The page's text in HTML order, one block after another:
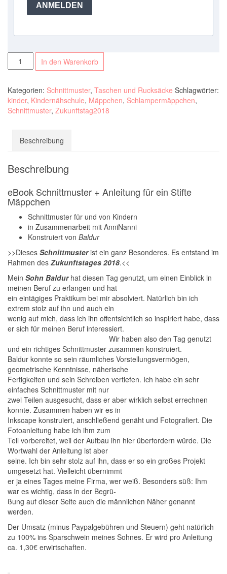
ANMELDEN
eBook
Kinder
Stiftemäppchen
//
Schlampermäppchen
Mäppchen
In den Warenkorb
Kategorien: Schnittmuster, Taschen und Rucksäcke Schlagwörter:
kinder, Kindernähschule, Mäppchen, Schlampermäppchen,
Schnittmuster, Zukunftstag2018
Beschreibung
Beschreibung
eBook Schnittmuster + Anleitung für ein Stifte
Mäppchen
Schnittmuster für und von Kindern
in Zusammenarbeit mit AnniNanni
Konstruiert von Baldur
>>Dieses Schnittmusterist ein ganz Besonderes. Es entstand im
Rahmen des Zukunftstages 2018.<<
Mein Sohn Baldurhat diesen Tag genutzt, um einen Einblick in
meinen Beruf zu erlangen und hat
ein eintägiges Praktikum bei mir absolviert. Natürlich bin ich
extrem stolz auf ihn und auch ein
wenig auf mich, dass ich ihn oﬀentsichtlich so inspiriert habe, dass
er sich für meinen Beruf interessiert.
Wir haben also den Tag genutzt
und ein richtiges Schnittmuster zusammen konstruiert.
Baldur konnte so sein räumliches Vorstellungsvermögen,
geometrische Kenntnisse, näherische
Fertigkeiten und sein Schreiben vertiefen. Ich habe ein sehr
einfaches Schnittmuster mit nur
zwei Teilen ausgesucht, dass er aber wirklich selbst errechnen
konnte. Zusammen haben wir es in
Inkscape konstruiert, anschließend genäht und Fotografiert. Die
Fotoanleitung habe ich ihm zum
Teil vorbereitet, weil der Aufbau ihn hier überfordern würde. Die
Wortwahl der Anleitung ist aber
seine. Ich bin sehr stolz auf ihn, dass er so ein großes Projekt
umgesetzt hat. Vielleicht übernimmt
er ja eines Tages meine Firma, wer weiß. Besonders süß: Ihm
war es wichtig, dass in der Begrü-
ßung auf dieser Seite auch die männlichen Näher genannt
werden.
Der Umsatz (minus Paypalgebühren und Steuern) geht natürlich
zu 100% ins Sparschwein meines Sohnes. Er wird pro Anleitung
ca. 1,30€ erwirtschaften.